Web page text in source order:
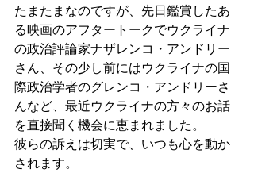
たまたまなのですが、先日鑑賞したあ
る映画のアフタートークでウクライナ
の政治評論家ナザレンコ・アンドリー
さん、その少し前にはウクライナの国
際政治学者のグレンコ・アンドリーさ
んなど、最近ウクライナの方々のお話
を直接聞く機会に恵まれました。
彼らの訴えは切実で、いつも心を動か
されます。